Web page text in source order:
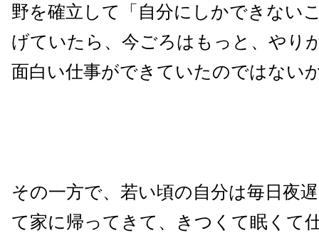
野を確立して「自分にしかできない
げていたら、今ごろはもっと、やり
面白い仕事ができていたのではない
その一方で、若い頃の自分は毎日夜
て家に帰ってきて、きつくて眠くて